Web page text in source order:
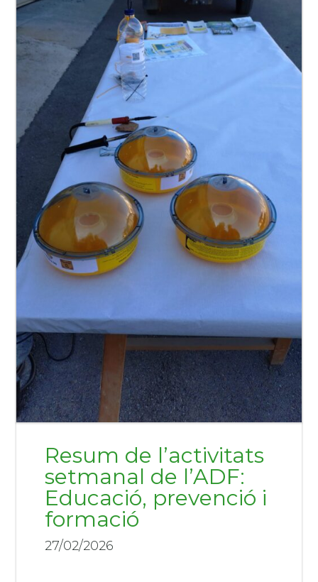
Resum de l’activitats
setmanal de l’ADF:
Educació, prevenció i
formació
27/02/2026